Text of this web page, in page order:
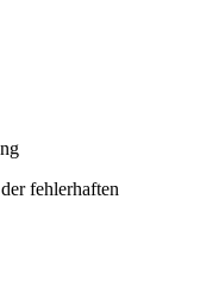
fehlerhaften